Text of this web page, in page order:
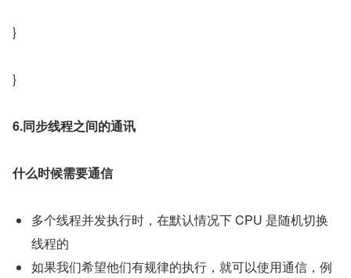
}
}
6.同步线程之间的通讯
什么时候需要通信
多个线程并发执行时，在默认情况下 CPU 是随机切换
线程的
如果我们希望他们有规律的执行，就可以使用通信，例